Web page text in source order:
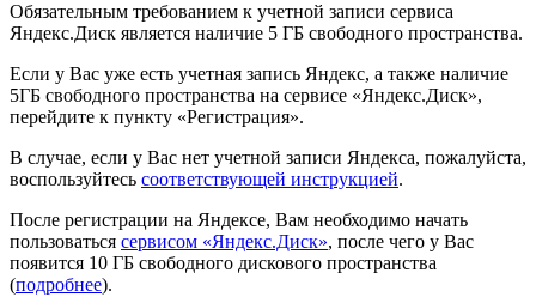
Обязательным требованием к учетной записи сервиса
Яндекс.Диск является наличие 5 ГБ свободного пространства.
Если у Вас уже есть учетная запись Яндекс, а также наличие
5ГБ свободного пространства на сервисе «Яндекс.Диск»,
перейдите к пункту «Регистрация».
В случае, если у Вас нет учетной записи Яндекса, пожалуйста,
воспользуйтесь соответствующей инструкцией.
После регистрации на Яндексе, Вам необходимо начать
пользоваться сервисом «Яндекс.Диск», после чего у Вас
появится 10 ГБ свободного дискового пространства
(подробнее).